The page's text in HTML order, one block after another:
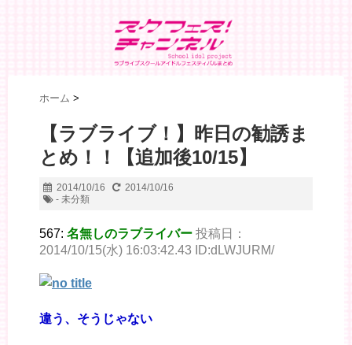
ホーム >
【ラブライブ！】昨日の勧誘ま
とめ！！【追加後10/15】
2014/10/16
2014/10/16
- 未分類
567: 名無しのラブライバー 投稿日：
2014/10/15(水) 16:03:42.43 ID:dLWJURM/
違う、そうじゃない